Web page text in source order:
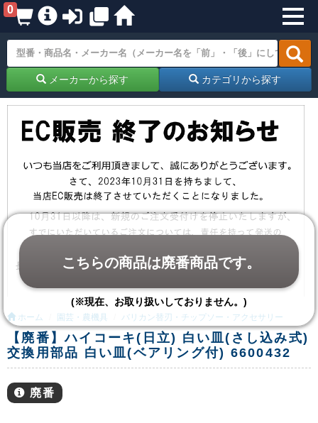
0
メーカーから探す カテゴリから探す
ホーム 園芸・農機具 バリカン替刃・チップソー・アクセサリー
【廃番】ハイコーキ(日立) 白い皿(さし込み式)
交換用部品 白い皿(ベアリング付) 6600432
廃番
こちらの商品は廃番商品です。
(※現在、お取り扱いしておりません。)